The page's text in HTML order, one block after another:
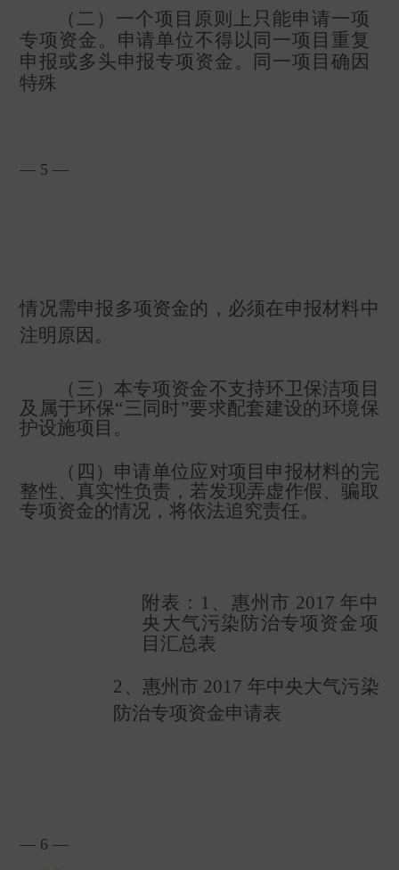
（二）一个项目原则上只能申请一项
专项资金。申请单位不得以同一项目重复
申报或多头申报专项资金。同一项目确因
特殊
— 5 —
情况需申报多项资金的，必须在申报材料中
注明原因。
（三）本专项资金不支持环卫保洁项目
及属于环保“三同时”要求配套建设的环境保
护设施项目。
（四）申请单位应对项目申报材料的完
整性、真实性负责，若发现弄虚作假、骗取
专项资金的情况，将依法追究责任。
附表： 1 、惠州市 2017 年中
央大气污染防治专项资金项
目汇总表
2 、惠州市 2017 年中央大气污染
防治专项资金申请表
— 6 —